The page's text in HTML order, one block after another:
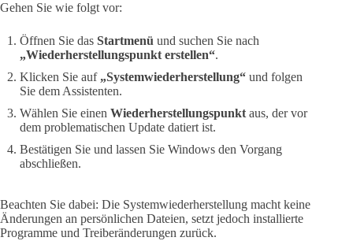
Gehen Sie wie folgt vor:
Öffnen Sie das Startmenü und suchen Sie nach
„Wiederherstellungspunkt erstellen“.
Klicken Sie auf „Systemwiederherstellung“ und folgen
Sie dem Assistenten.
Wählen Sie einen Wiederherstellungspunkt aus, der vor
dem problematischen Update datiert ist.
Bestätigen Sie und lassen Sie Windows den Vorgang
abschließen.
Beachten Sie dabei: Die Systemwiederherstellung macht keine
Änderungen an persönlichen Dateien, setzt jedoch installierte
Programme und Treiberänderungen zurück.